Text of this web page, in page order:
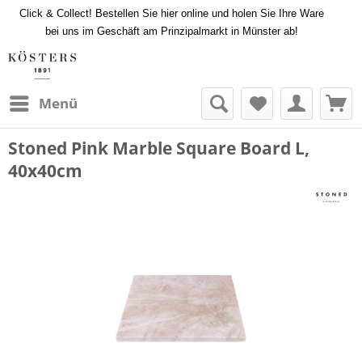
Click & Collect! Bestellen Sie hier online und holen Sie Ihre Ware
bei uns im Geschäft am Prinzipalmarkt in Münster ab!
Menü
Stoned Pink Marble Square Board L,
40x40cm